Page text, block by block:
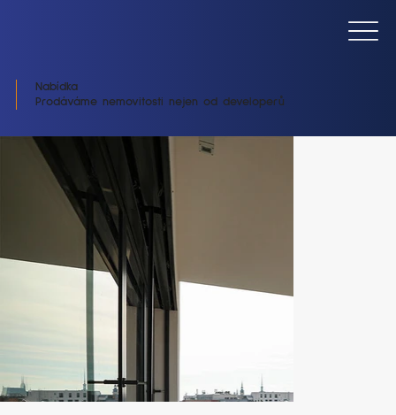
Nabídka
Prodáváme nemovitosti nejen od developerů